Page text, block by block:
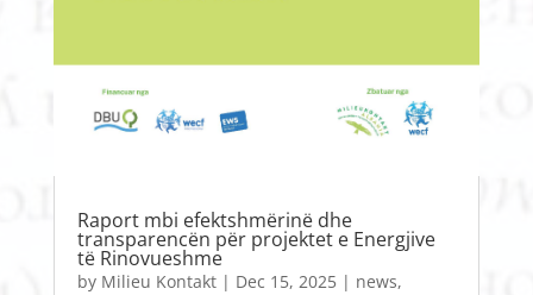
Raport mbi efektshmërinë dhe
transparencën për projektet e Energjive
të Rinovueshme
by Milieu Kontakt| Dec 15, 2025| news,